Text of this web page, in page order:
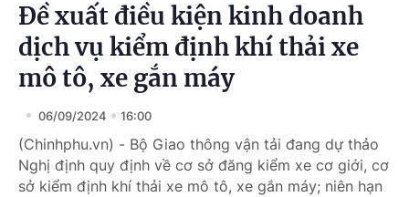
Đề xuất điều kiện kinh doanh
dịch vụ kiểm định khí thải xe
mô tô, xe gắn máy
06/09/2024 16:00
(Chinhphu.vn) - Bộ Giao thông vận tải đang dự thảo
Nghị định quy định về cơ sở đăng kiểm xe cơ giới, cơ
sở kiểm định khí thải xe mô tô, xe gắn máy; niên hạn